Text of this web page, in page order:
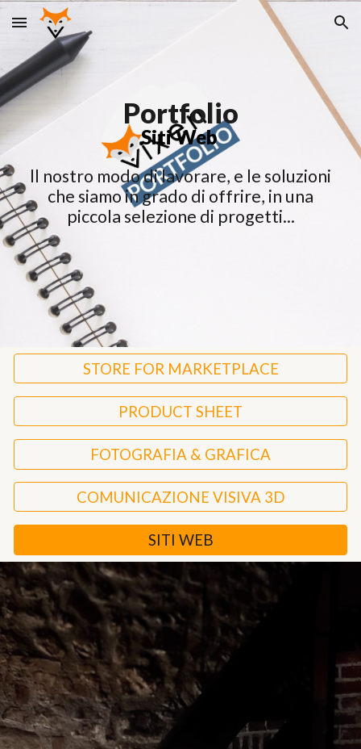
Skip to main content Skip to navigation
Portfolio
Siti Web
ll nostro modo di lavorare, e le soluzioni
che siamo in grado di offrire, in una
piccola selezione di progetti...
STORE FOR MARKETPLACE
PRODUCT SHEET
FOTOGRAFIA & GRAFICA
COMUNICAZIONE VISIVA 3D
SITI WEB